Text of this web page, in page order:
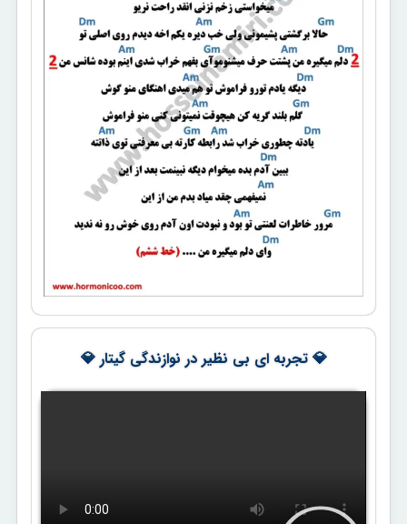
💎 تجربه ای بی نظیر در نوازندگی گیتار 💎